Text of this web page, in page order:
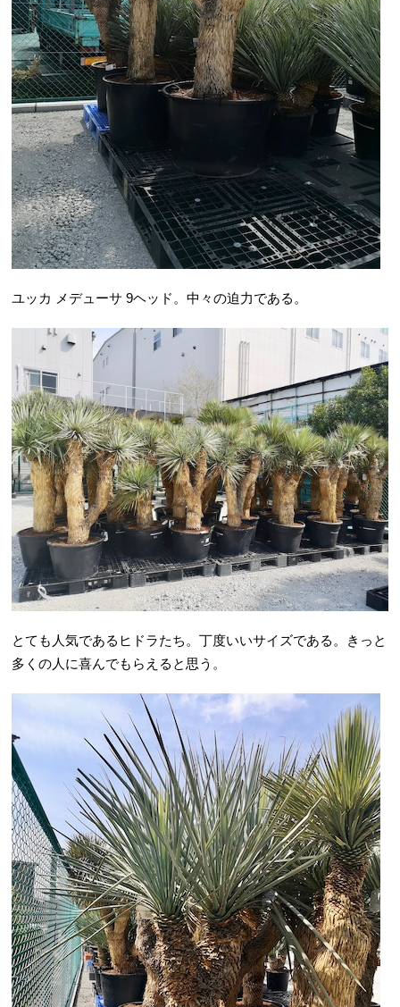
ユッカ メデューサ 9ヘッド。中々の迫力である。
とても人気であるヒドラたち。丁度いいサイズである。きっと
多くの人に喜んでもらえると思う。